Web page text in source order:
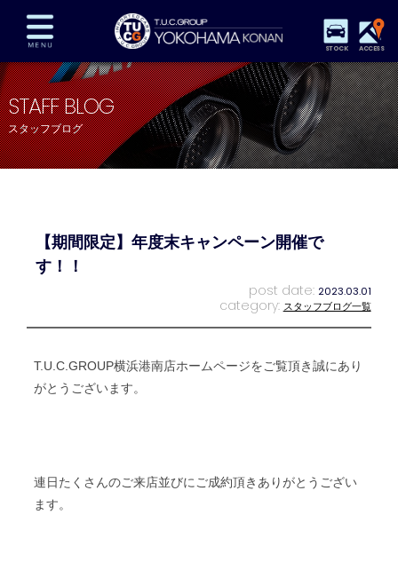
STOCK ACCESS
在庫車両情報 保証&サービス パーツリスト
TUCとは？ 店舗情報 アクセスマップ
全国納車 特別作業 注文販売
プライバシーポリシー
STAFF BLOG
スタッフブログ
【期間限定】年度末キャンペーン開催で
す！！
post date: 2023.03.01
category: スタッフブログ一覧
T.U.C.GROUP横浜港南店ホームページをご覧頂き誠にあり
がとうございます。
連日たくさんのご来店並びにご成約頂きありがとうござい
ます。